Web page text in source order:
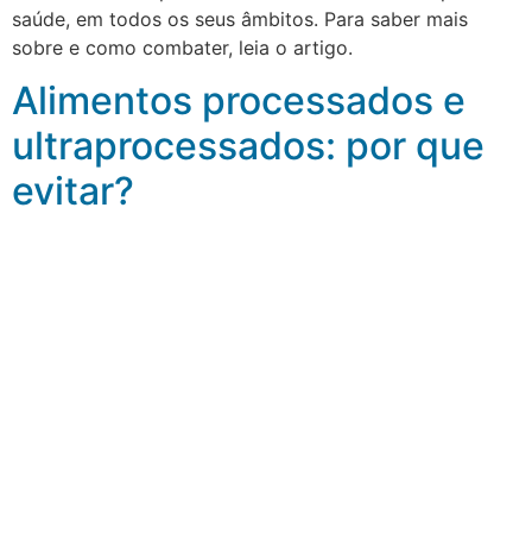
saúde, em todos os seus âmbitos. Para saber mais
sobre e como combater, leia o artigo.
Alimentos processados e
ultraprocessados: por que
evitar?